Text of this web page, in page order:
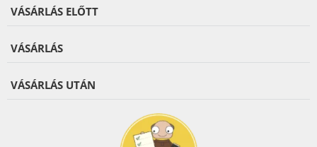
VÁSÁRLÁS ELŐTT
VÁSÁRLÁS
VÁSÁRLÁS UTÁN